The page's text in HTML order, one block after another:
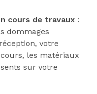
cours de travaux:
dommages
votre
les matériaux
sur votre